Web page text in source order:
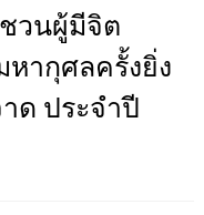
วนผู้มีจิต
ากุศลครั้งยิ่ง
ด ประจำปี